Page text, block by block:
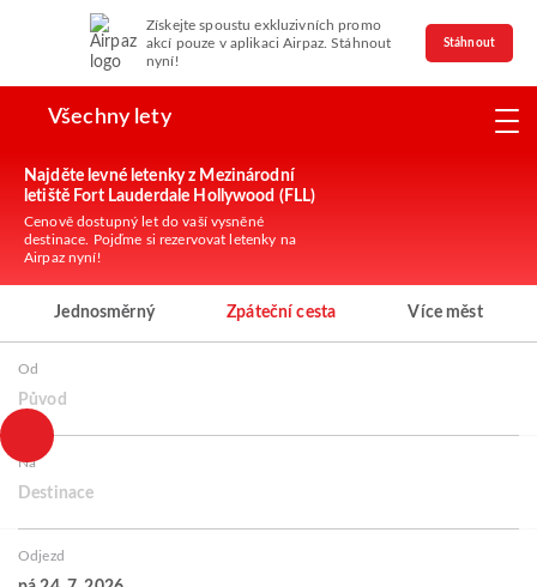
Získejte spoustu exkluzivních promo
akcí pouze v aplikaci Airpaz. Stáhnout
nyní!
Stáhnout
Všechny lety
Najděte levné letenky z Mezinárodní
letiště Fort Lauderdale Hollywood (FLL)
Cenově dostupný let do vaší vysněné
destinace. Pojďme si rezervovat letenky na
Airpaz nyní!
Jednosměrný Zpáteční cesta Více měst
Od
Původ
Na
Destinace
Odjezd